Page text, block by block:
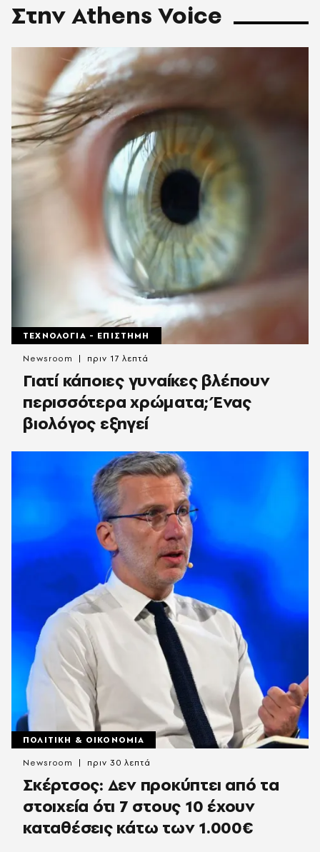
Στην Athens Voice
ΤΕΧΝΟΛΟΓΙΑ - ΕΠΙΣΤΗΜΗ
Γιατί κάποιες γυναίκες βλέπουν
περισσότερα χρώματα; Ένας
βιολόγος εξηγεί
Newsroom πριν 17 λεπτά
ΠΟΛΙΤΙΚΗ & ΟΙΚΟΝΟΜΙΑ
Σκέρτσος: Δεν προκύπτει από τα
στοιχεία ότι 7 στους 10 έχουν
καταθέσεις κάτω των 1.000€
Newsroom πριν 30 λεπτά